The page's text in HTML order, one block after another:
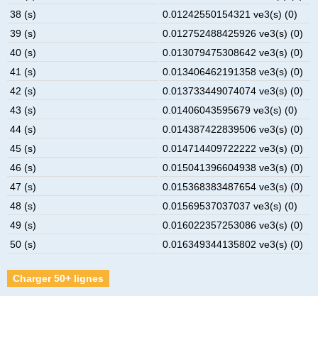
38 (s)
0.01242550154321 ve3(s) (0)
39 (s)
0.012752488425926 ve3(s) (0)
40 (s)
0.013079475308642 ve3(s) (0)
41 (s)
0.013406462191358 ve3(s) (0)
42 (s)
0.013733449074074 ve3(s) (0)
43 (s)
0.01406043595679 ve3(s) (0)
44 (s)
0.014387422839506 ve3(s) (0)
45 (s)
0.014714409722222 ve3(s) (0)
46 (s)
0.015041396604938 ve3(s) (0)
47 (s)
0.015368383487654 ve3(s) (0)
48 (s)
0.01569537037037 ve3(s) (0)
49 (s)
0.016022357253086 ve3(s) (0)
50 (s)
0.016349344135802 ve3(s) (0)
Charger 50+ lignes